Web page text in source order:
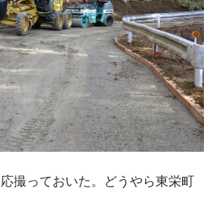
撮っておいた。どうやら東栄町